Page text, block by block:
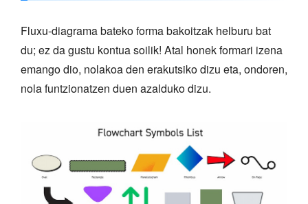
Fluxu-diagrama bateko forma bakoitzak helburu bat
du; ez da gustu kontua soilik! Atal honek formari izena
emango dio, nolakoa den erakutsiko dizu eta, ondoren,
nola funtzionatzen duen azalduko dizu.